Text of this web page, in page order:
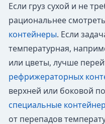
Если груз сухой и не
рациональнее смотреть
контейнеры. Если
температурная,
или цветы, лучше
рефрижераторных
верхней или боковой
специальные
от перепадов